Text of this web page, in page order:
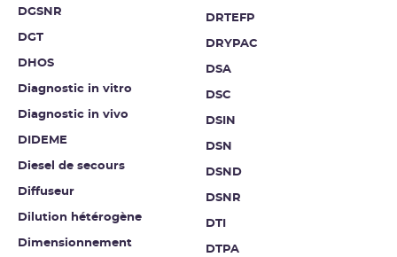
DGSNR
DGT
DHOS
Diagnostic in vitro
Diagnostic in vivo
DIDEME
Diesel de secours
Diffuseur
Dilution hétérogène
Dimensionnement
DRTEFP
DRYPAC
DSA
DSC
DSIN
DSN
DSND
DSNR
DTI
DTPA